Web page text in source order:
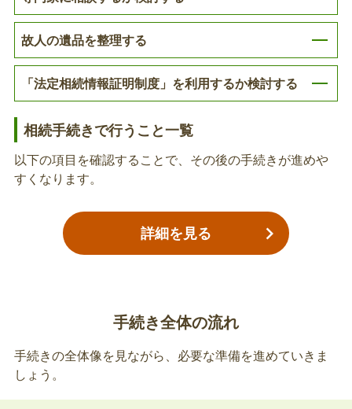
後期高齢者医療保険の相続人代表者指定届
後期高齢者医療保険の被保険者が亡くなられた場
合、相続人代表者の届出が必要です。
場合、返納が必要がです。
故人の介護保険負担割合証の返納
亡くなられた方が介護保険負担割合証を持っていた
故人の介護保険負担限度額認定証の返納
亡くなられた方が負担限度額認定証を持っていた場
合、返納が必要がです。
故人の遺品を整理する
「法定相続情報証明制度」を利用するか検討する
相続手続きで行うこと一覧
以下の項目を確認することで、その後の手続きが進めや
すくなります。
詳細を見る
手続き全体の流れ
手続きの全体像を見ながら、必要な準備を進めていきま
しょう。